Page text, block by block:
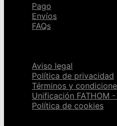
Pago
Envíos
FAQs
Aviso legal
Política de privacidad
Términos y
Unificación FATHOM -
Política de cookies